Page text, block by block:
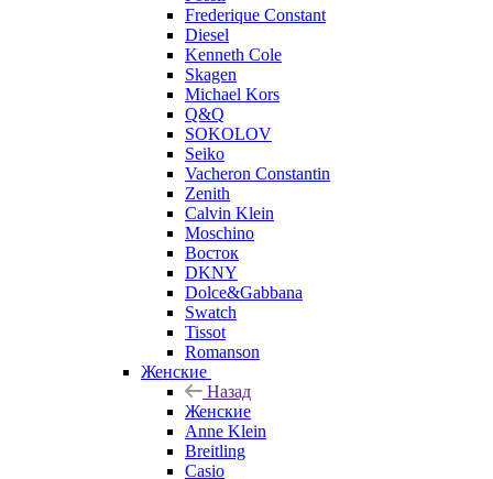
Frederique Constant
Diesel
Kenneth Cole
Skagen
Michael Kors
Q&Q
SOKOLOV
Seiko
Vacheron Constantin
Zenith
Calvin Klein
Moschino
Восток
DKNY
Dolce&Gabbana
Swatch
Tissot
Romanson
Женские
Назад
Женские
Anne Klein
Breitling
Casio